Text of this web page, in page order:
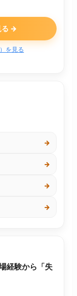
る →
を見る
→
→
→
→
経験から「失